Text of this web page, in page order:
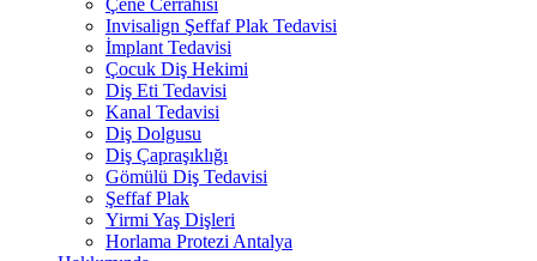
Çene Cerrahisi
Invisalign Şeffaf Plak Tedavisi
İmplant Tedavisi
Çocuk Diş Hekimi
Diş Eti Tedavisi
Kanal Tedavisi
Diş Dolgusu
Diş Çapraşıklığı
Gömülü Diş Tedavisi
Şeffaf Plak
Yirmi Yaş Dişleri
Horlama Protezi Antalya